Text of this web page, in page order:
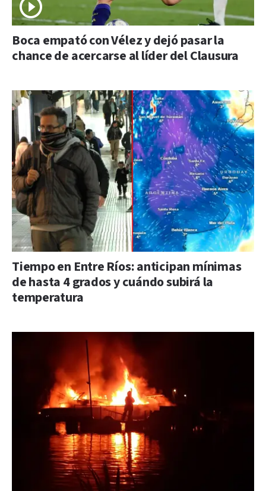
Boca empató con Vélez y dejó pasar la
chance de acercarse al líder del Clausura
Tiempo en Entre Ríos: anticipan mínimas
de hasta 4 grados y cuándo subirá la
temperatura